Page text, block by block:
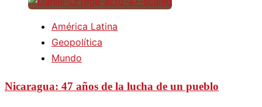
América Latina
Geopolítica
Mundo
Nicaragua: 47 años de la lucha de un pueblo